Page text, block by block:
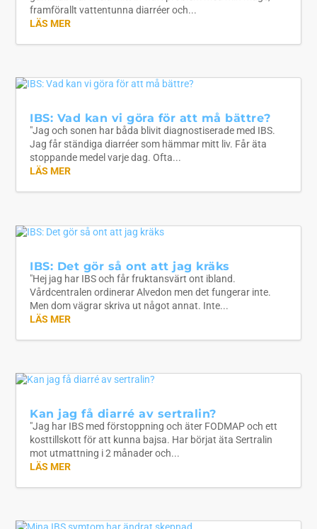
framförallt vattentunna diarréer och...
LÄS MER
IBS: Vad kan vi göra för att må bättre?
"Jag och sonen har båda blivit diagnostiserade med IBS.
Jag får ständiga diarréer som hämmar mitt liv. Får äta
stoppande medel varje dag. Ofta...
LÄS MER
IBS: Det gör så ont att jag kräks
"Hej jag har IBS och får fruktansvärt ont ibland.
Vårdcentralen ordinerar Alvedon men det fungerar inte.
Men dom vägrar skriva ut något annat. Inte...
LÄS MER
Kan jag få diarré av sertralin?
"Jag har IBS med förstoppning och äter FODMAP och ett
kosttillskott för att kunna bajsa. Har börjat äta Sertralin
mot utmattning i 2 månader och...
LÄS MER